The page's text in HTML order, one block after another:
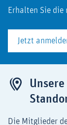
Erhalten Sie die
Jetzt
Die Mitglieder